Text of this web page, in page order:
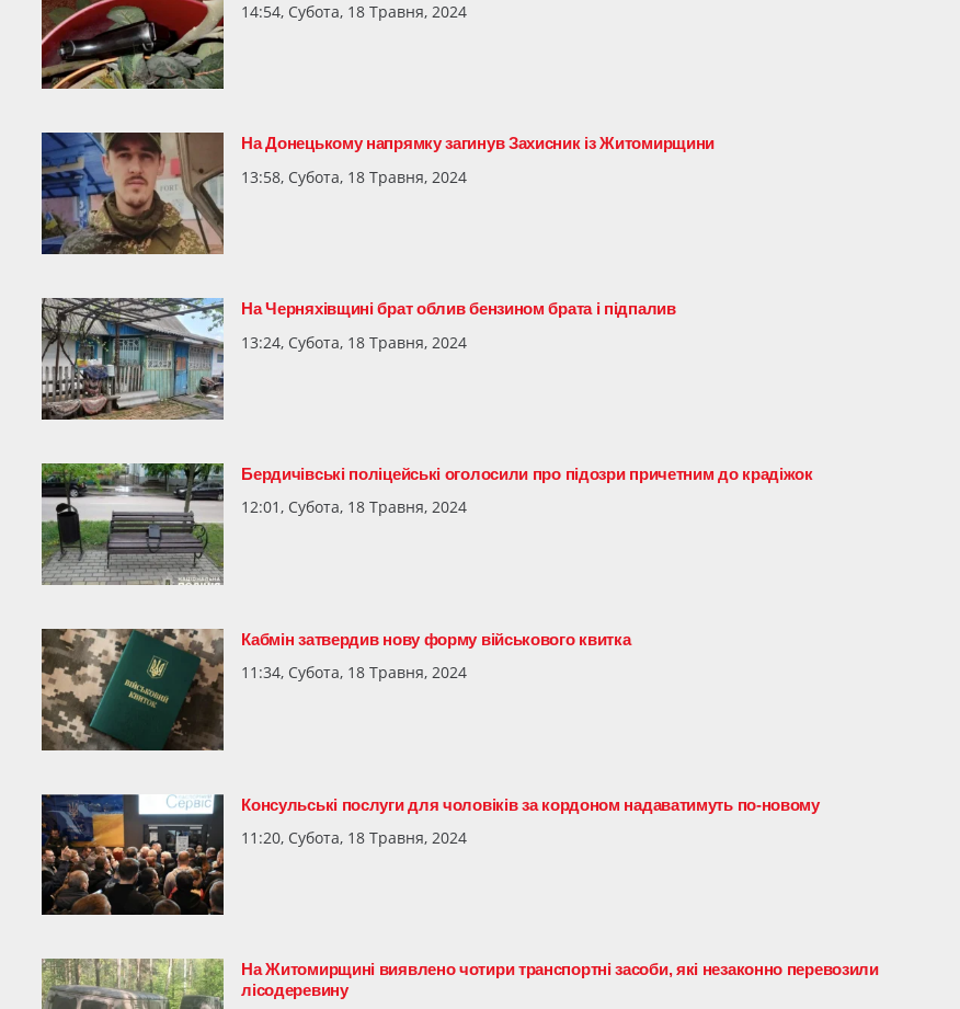
14:54, Субота, 18 Травня, 2024
На Донецькому напрямку загинув Захисник із Житомирщини
13:58, Субота, 18 Травня, 2024
На Черняхівщині брат облив бензином брата і підпалив
13:24, Субота, 18 Травня, 2024
Бердичівські поліцейські оголосили про підозри причетним до крадіжок
12:01, Субота, 18 Травня, 2024
Кабмін затвердив нову форму військового квитка
11:34, Субота, 18 Травня, 2024
Консульські послуги для чоловіків за кордоном надаватимуть по-новому
11:20, Субота, 18 Травня, 2024
На Житомирщині виявлено чотири транспортні засоби, які незаконно перевозили
лісодеревину